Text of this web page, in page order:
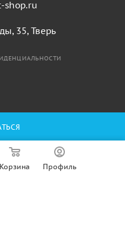
shop.ru
35, Тверь
— зарегистрированный
Корзина Профиль